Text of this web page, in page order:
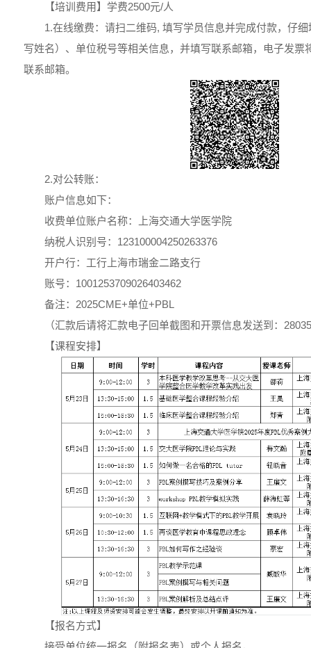
【培训费用】学费2500元/人
1.在线缴费：请扫二维码, 填写学员信息并完成付款，仔
写姓名）、单位税号等相关信息，并填写联系邮箱，电子发票
联系邮箱。
2.对公转账：
账户信息如下：
收费单位账户名称：上海交通大学医学院
纳税人识别号：123100004250263376
开户行：工行上海市瑞金二路支行
账号：1001253709026403462
备注：2025CME+单位+PBL
（汇款后请将汇款电子回单截图和开票信息发送到：
【课程安排】
【报名方式】